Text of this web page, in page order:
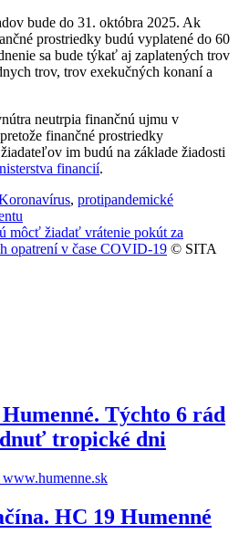
bude do 31. októbra 2025. Ak
prostriedky budú vyplatené do 60
sa bude týkať aj zaplatených trov
trov, trov exekučných konaní a
neutrpia finančnú ujmu v
finančné prostriedky
im budú na základe žiadosti
financií.
, protipandemické
môcť žiadať vrátenie pokút za
opatrení v čase COVID-19 © SITA
Týchto 6 rád
tropické dni
HC 19 Humenné